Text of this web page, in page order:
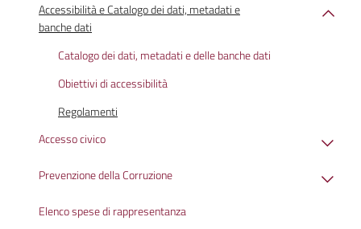
Accessibilità e Catalogo dei dati, metadati e
banche dati
Catalogo dei dati, metadati e delle banche dati
Obiettivi di accessibilità
Regolamenti
Accesso civico
Prevenzione della Corruzione
Elenco spese di rappresentanza